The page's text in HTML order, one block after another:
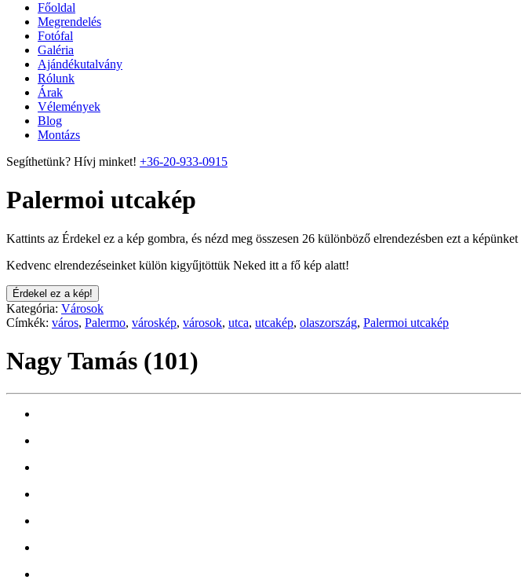
Főoldal
Megrendelés
Fotófal
Galéria
Ajándékutalvány
Rólunk
Árak
Vélemények
Blog
Montázs
Segíthetünk? Hívj minket! +36-20-933-0915
Palermoi utcakép
Kattints az Érdekel ez a kép gombra, és nézd meg összesen 26 különböző elrendezésben ezt a
Kedvenc elrendezéseinket külön kigyűjtöttük Neked itt a fő kép alatt!
Érdekel ez a kép!
Kategória: Városok
Címkék: város, Palermo, városkép, városok, utca, utcakép, olaszország, Palermoi utcakép
Nagy Tamás (101)